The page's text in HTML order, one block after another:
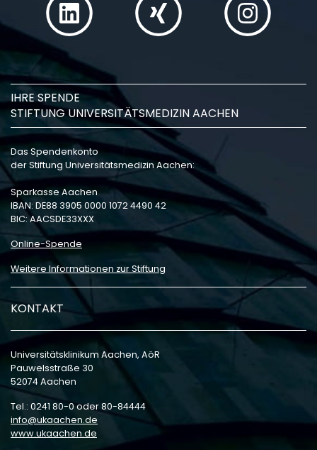
IHRE SPENDE
STIFTUNG UNIVERSITÄTSMEDIZIN AACHEN
Das Spendenkonto
der Stiftung Universitätsmedizin Aachen:
Sparkasse Aachen
IBAN: DE88 3905 0000 1072 4490 42
BIC: AACSDE33XXX
Online-Spende
Weitere Informationen zur Stiftung
KONTAKT
Universitätsklinikum Aachen, AöR
Pauwelsstraße 30
52074 Aachen
Tel.: 0241 80-0 oder 80-84444
info
ukaachen de
www.ukaachen.de